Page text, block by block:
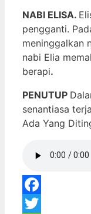
NABI ELISA.
pengganti.
meninggalkan
nabi Elia
berapi.
PENUTUP
senantiasa
Ada Yang
Facebook